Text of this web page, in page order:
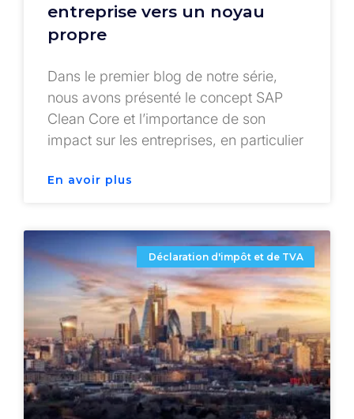
entreprise vers un noyau
propre
Dans le premier blog de notre série,
nous avons présenté le concept SAP
Clean Core et l’importance de son
impact sur les entreprises, en particulier
En avoir plus
Déclaration d'impôt et de TVA